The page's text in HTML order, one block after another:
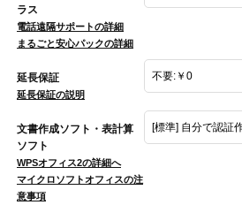
ラス
電話遠隔サポートの詳細
まるごと安心パックの詳細
延長保証
延長保証の説明
文書作成ソフト・表計算
ソフト
WPSオフィス2の詳細へ
マイクロソフトオフィスの注
意事項